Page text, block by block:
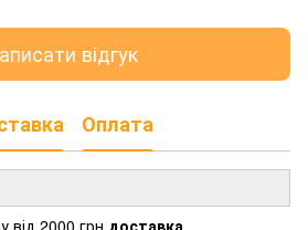
відгук
Оплата
від 2000 грн доставка